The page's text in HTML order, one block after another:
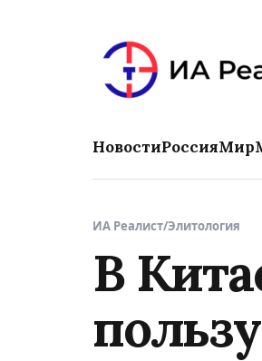
НовостиРоссияМир
ИА Реалист/Элитология
В